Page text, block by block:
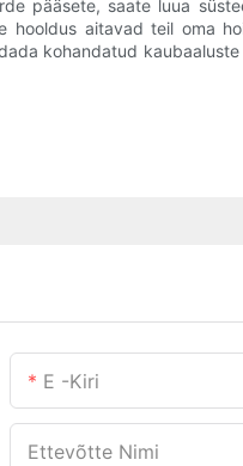
pääsete, saate luua
aitavad teil oma
kohandatud
E -kiri
Ettevõtte Nimi